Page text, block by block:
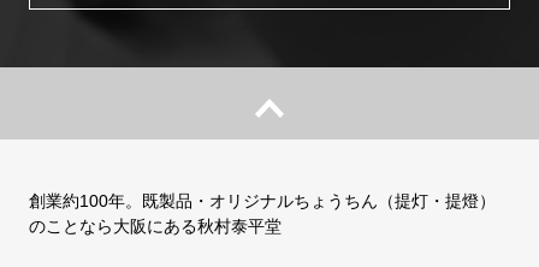
創業約100年。既製品・オリジナルちょうちん（提灯・提燈）
のことなら大阪にある秋村泰平堂